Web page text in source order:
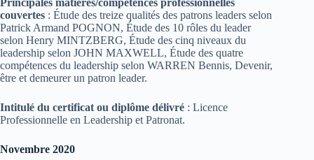
Principales matières/compétences professionnelles
couvertes : Étude des treize qualités des patrons leaders selon
Patrick Armand POGNON, Étude des 10 rôles du leader
selon Henry MINTZBERG, Étude des cinq niveaux du
leadership selon JOHN MAXWELL, Étude des quatre
compétences du leadership selon WARREN Bennis, Devenir,
être et demeurer un patron leader.
Intitulé du certificat ou diplôme délivré : Licence
Professionnelle en Leadership et Patronat.
Novembre 2020